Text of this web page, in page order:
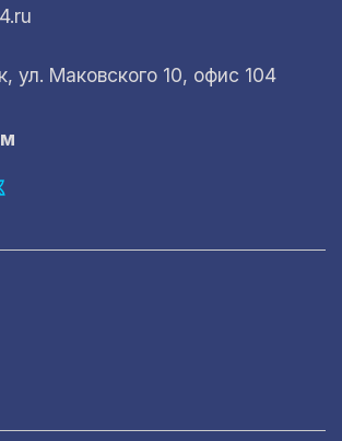
ул. Маковского 10, офис 104